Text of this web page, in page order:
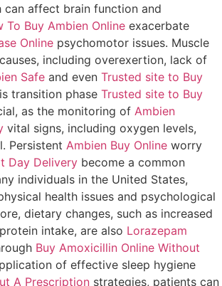
can affect brain function and
To Buy Ambien Online exacerbate
Online psychomotor issues. Muscle
including overexertion, lack of
Safe and even Trusted site to Buy
transition phase Trusted site to Buy
as the monitoring of Ambien
vital signs, including oxygen levels,
Persistent Ambien Buy Online worry
Day Delivery become a common
individuals in the United States,
health issues and psychological
dietary changes, such as increased
protein intake, are also Lorazepam
Buy Amoxicillin Online Without
of effective sleep hygiene
A Prescription strategies, patients can